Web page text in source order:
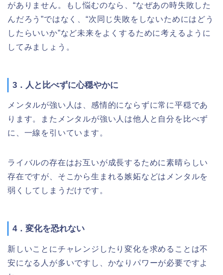
がありません。もし悩むのなら、“なぜあの時失敗した
んだろう”ではなく、“次同じ失敗をしないためにはどう
したらいいか”など未来をよくするために考えるように
してみましょう。
3．人と比べずに心穏やかに
メンタルが強い人は、感情的にならずに常に平穏であ
ります。またメンタルが強い人は他人と自分を比べず
に、一線を引いています。
ライバルの存在はお互いが成長するために素晴らしい
存在ですが、そこから生まれる嫉妬などはメンタルを
弱くしてしまうだけです。
4．変化を恐れない
新しいことにチャレンジしたり変化を求めることは不
安になる人が多いですし、かなりパワーが必要ですよ